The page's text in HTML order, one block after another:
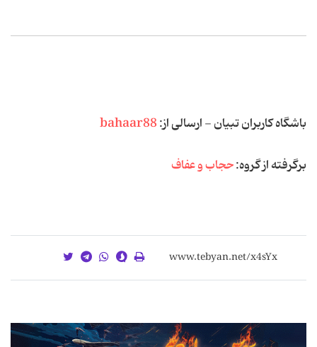
باشگاه کاربران تبیان - ارسالی از:bahaar88
برگرفته از گروه:حجاب و عفاف